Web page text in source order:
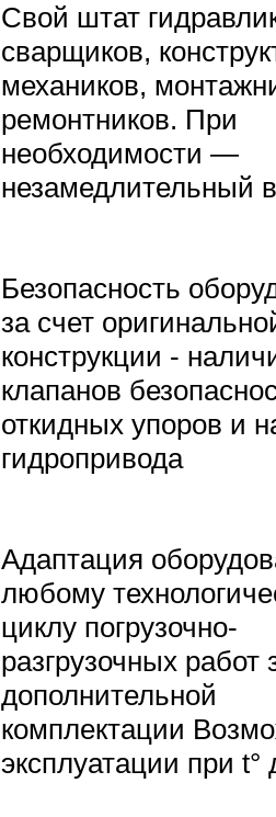
Свой штат
сварщиков,
механиков,
ремонтников. При
необходимости —
незамедлительный
Безопасность
за счет
конструкции -
клапанов
откидных упоров и
гидропривода
Адаптация
любому
циклу погрузочно-
разгрузочных работ
дополнительной
комплектации
эксплуатации при t°